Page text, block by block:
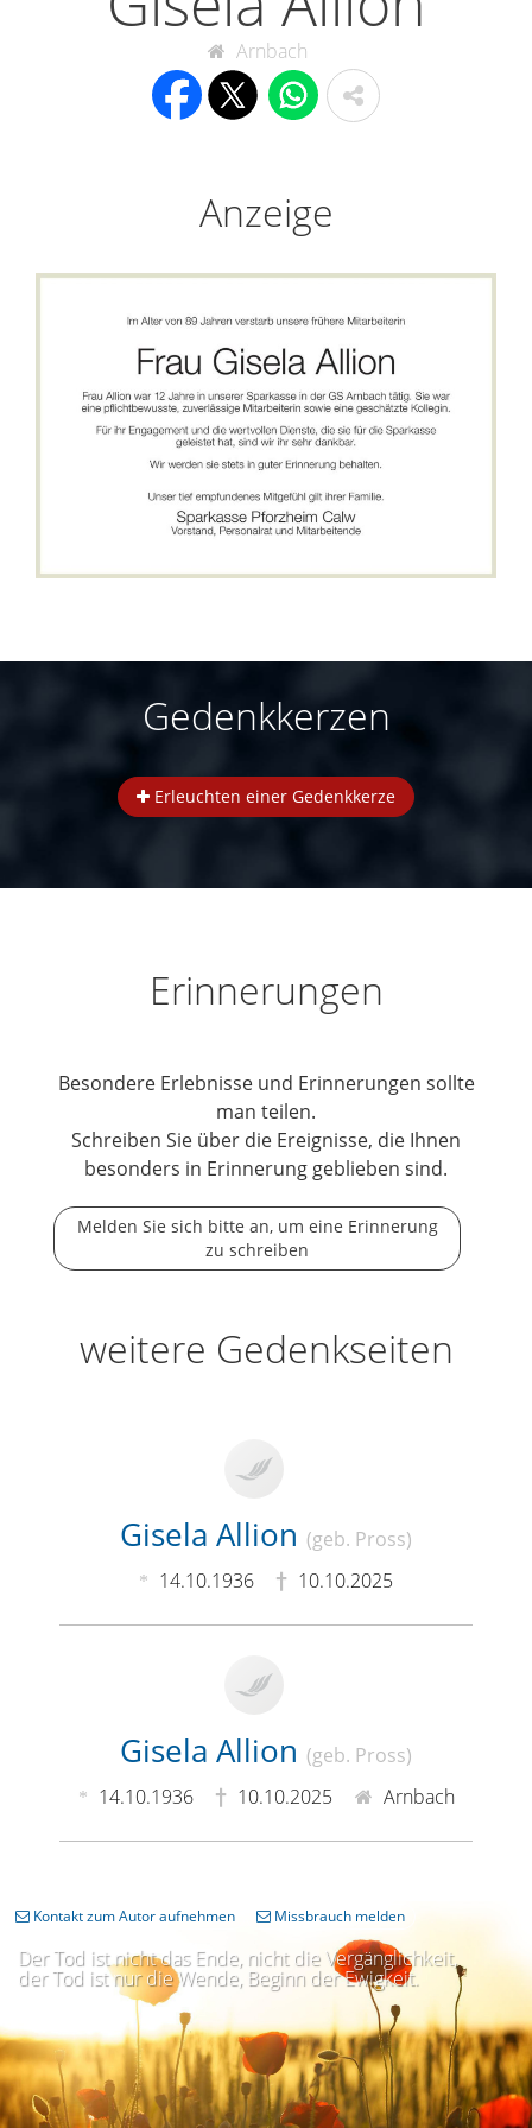
Arnbach
Anzeige
Gedenkkerzen
Erleuchten einer Gedenkkerze
Erinnerungen
Besondere Erlebnisse und Erinnerungen sollte
man teilen.
Schreiben Sie über die Ereignisse, die Ihnen
besonders in Erinnerung geblieben sind.
Melden Sie sich bitte an, um eine Erinnerung
zu schreiben
weitere Gedenkseiten
Gisela Allion (geb. Pross)
14.10.1936
10.10.2025
Gisela Allion (geb. Pross)
14.10.1936
10.10.2025 Arnbach
Der Tod ist nicht das Ende, nicht die Vergänglichkeit,
der Tod ist nur die Wende, Beginn der Ewigkeit.
Kontakt zum Autor aufnehmen Missbrauch melden